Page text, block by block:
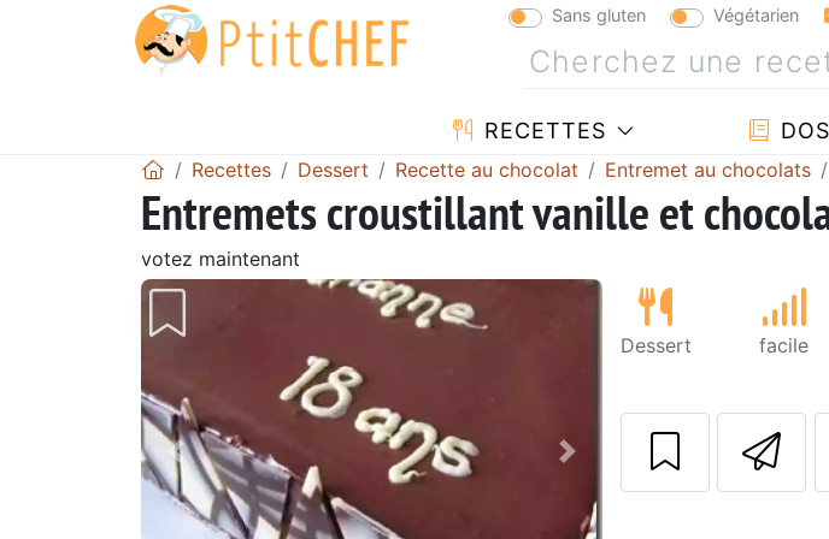
Sans gluten Végétarien
RECETTES
Recettes Dessert Recette au chocolat Entremet au chocolats
Entremets croustillant vanille et
votez maintenant
Précédent Suivant
Dessert facile